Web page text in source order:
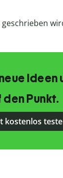
Ideen
den Punkt.
kostenlos